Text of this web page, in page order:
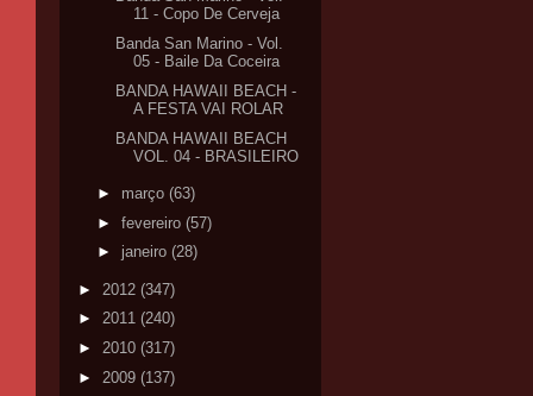
11 - Copo De Cerveja
Banda San Marino - Vol.
05 - Baile Da Coceira
BANDA HAWAII BEACH -
A FESTA VAI ROLAR
BANDA HAWAII BEACH
VOL. 04 - BRASILEIRO
► março (63)
► fevereiro (57)
► janeiro (28)
► 2012 (347)
► 2011 (240)
► 2010 (317)
► 2009 (137)